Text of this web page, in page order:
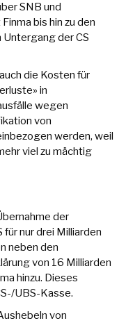
SNB und
bis hin zu den
Untergang der CS
die Kosten für
in
wegen
von
werden, weil
viel zu mächtig
der
für nur drei Milliarden
neben den
von 16 Milliarden
hinzu. Dieses
UBS-Kasse.
von